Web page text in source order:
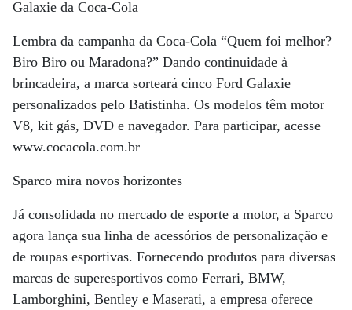
Galaxie da Coca-Cola
Lembra da campanha da Coca-Cola “Quem foi melhor?
Biro Biro ou Maradona?” Dando continuidade à
brincadeira, a marca sorteará cinco Ford Galaxie
personalizados pelo Batistinha. Os modelos têm motor
V8, kit gás, DVD e navegador. Para participar, acesse
www.cocacola.com.br
Sparco mira novos horizontes
Já consolidada no mercado de esporte a motor, a Sparco
agora lança sua linha de acessórios de personalização e
de roupas esportivas. Fornecendo produtos para diversas
marcas de superesportivos como Ferrari, BMW,
Lamborghini, Bentley e Maserati, a empresa oferece